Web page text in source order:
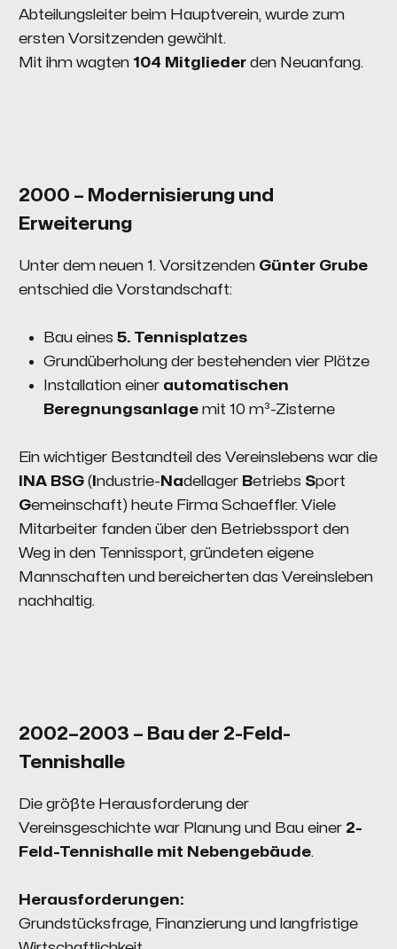
Abteilungsleiter beim Hauptverein, wurde zum
ersten Vorsitzenden gewählt.
Mit ihm wagten 104 Mitgliederden Neuanfang.
2000 – Modernisierung und
Erweiterung
Unter dem neuen 1. Vorsitzenden Günter Grube
entschied die Vorstandschaft:
Bau eines 5. Tennisplatzes
Grundüberholung der bestehenden vier Plätze
Installation einer automatischen
Beregnungsanlagemit 10 m³-Zisterne
Ein wichtiger Bestandteil des Vereinslebens war die
INA BSG( ndustrie- Nadellager Betriebs Sport
Gemeinschaft) heute Firma Schaeffler. Viele
Mitarbeiter fanden über den Betriebssport den
Weg in den Tennissport, gründeten eigene
Mannschaften und bereicherten das Vereinsleben
nachhaltig.
2002–2003 – Bau der 2-Feld-
Tennishalle
Die größte Herausforderung der
Vereinsgeschichte war Planung und Bau einer 2-
Feld-Tennishalle mit Nebengebäude.
Herausforderungen:
Grundstücksfrage, Finanzierung und langfristige